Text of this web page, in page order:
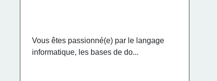
Vous êtes passionné(e) par le langage
informatique, les bases de do...